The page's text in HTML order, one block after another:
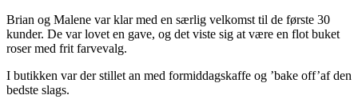
Brian og Malene var klar med en særlig velkomst til de første 30
kunder. De var lovet en gave, og det viste sig at være en flot buket
roser med frit farvevalg.
I butikken var der stillet an med formiddagskaffe og ’bake off’af den
bedste slags.